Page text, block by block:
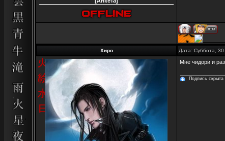
Хиро Дата: Суббота,
Мне чидори и
Подпись скрыта